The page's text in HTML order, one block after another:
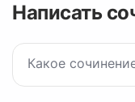
Написать